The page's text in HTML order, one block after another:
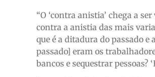
“O ‘contra anistia’ chega a
contra a anistia das mais
que é a ditadura do passado
passado] eram os
bancos e sequestrar pessoas?